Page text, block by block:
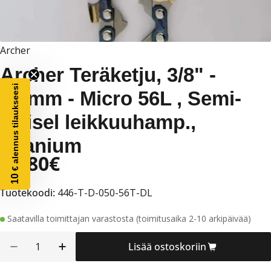
Archer
Archer Teräketju, 3/8" -
1,3mm - Micro 56L , Semi-
Chisel leikkuuhamp.,
Titanium
Normaalihinta
33,80€
Tuotekoodi: 446-T-D-050-56T-DL
Saatavilla toimittajan varastosta (toimitusaika 2-10 arkipäivää)
Vähennä määrää tuotteelle Archer
Lisää määrää tuotteelle Archer
Lisää ostoskoriin
10
€ alennus tilaukseesi